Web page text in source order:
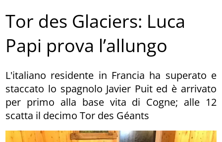
Tor des Glaciers: Luca
Papi prova l’allungo
L'italiano residente in Francia ha superato e
staccato lo spagnolo Javier Puit ed è arrivato
per primo alla base vita di Cogne; alle 12
scatta il decimo Tor des Géants